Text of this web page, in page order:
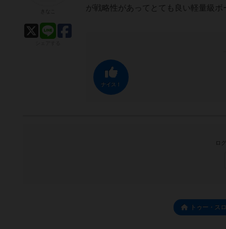
が戦略性があってとても良い軽量級ボ
ナイス！
ロ
トゥー・ス